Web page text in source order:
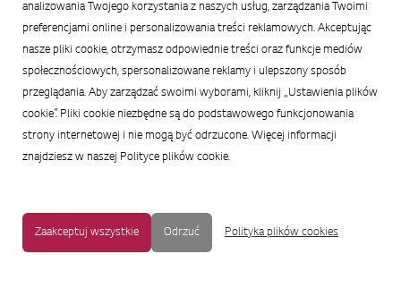
co zwiększa ich mobilność, trwałość i jakość wykonania. Laptopy wyp...
analizowania Twojego korzystania z naszych usług, zarządzania Twoimi
preferencjami online i personalizowania treści reklamowych. Akceptując
nasze pliki cookie, otrzymasz odpowiednie treści oraz funkcje mediów
społecznościowych, spersonalizowane reklamy i ulepszony sposób
przeglądania. Aby zarządzać swoimi wyborami, kliknij „Ustawienia plików
cookie”. Pliki cookie niezbędne są do podstawowego funkcjonowania
strony internetowej i nie mogą być odrzucone. Więcej informacji
znajdziesz w naszej Polityce plików cookie.
Zaakceptuj wszystkie Odrzuć Polityka plików cookies